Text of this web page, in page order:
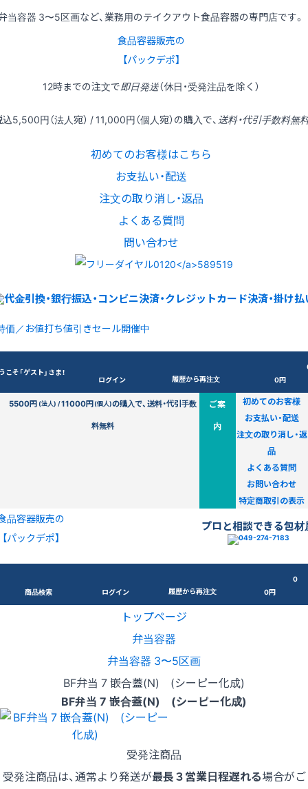
当容器 3〜5区画など、業務用のテイクアウト食品容器の専門店です。
食品容器販売の
【パックデポ】
12時までの注文で即日発送（休日・受発注品を除く）
込5,500円（法人宛） / 11,000円（個人宛）の購入で、 送料・代引手数料無
初めてのお客様はこちら
お支払い・配送
注文の取り消し・返品
よくある質問
問い合わせ
価／お値打ち値引きセール開催中
こそ「ゲスト」さま！
ログイン 履歴から再注文
0円
5500円(法人) /11000円(個人)の購入で、送料・代引手数
料無料
ご案
内
初めてのお客様
お支払い・配送
注文の取り消し・返
品
よくある質問
お問い合わせ
特定商取引の表示
品容器販売の
【パックデポ】
プロと相談できる包材
商品検索 ログイン 履歴から再注文
0
0円
トップページ
弁当容器
弁当容器 3〜5区画
BF弁当 7 嵌合蓋(N) (シーピー化成)
BF弁当 7 嵌合蓋(N) (シーピー化成)
受発注商品
受発注商品は、通常より発送が最長３営業日程遅れる場合がご